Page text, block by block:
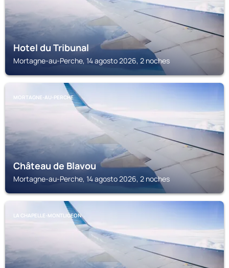
Hotel du Tribunal
Mortagne-au-Perche, 14 agosto 2026, 2 noches
MORTAGNE-AU-PERCHE
Château de Blavou
Mortagne-au-Perche, 14 agosto 2026, 2 noches
LA CHAPELLE-MONTLIGEON